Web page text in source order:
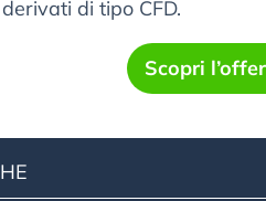
​​di tipo CFD.
Scopri